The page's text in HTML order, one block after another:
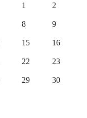
1 2
8 9
15 16
22 23
29 30